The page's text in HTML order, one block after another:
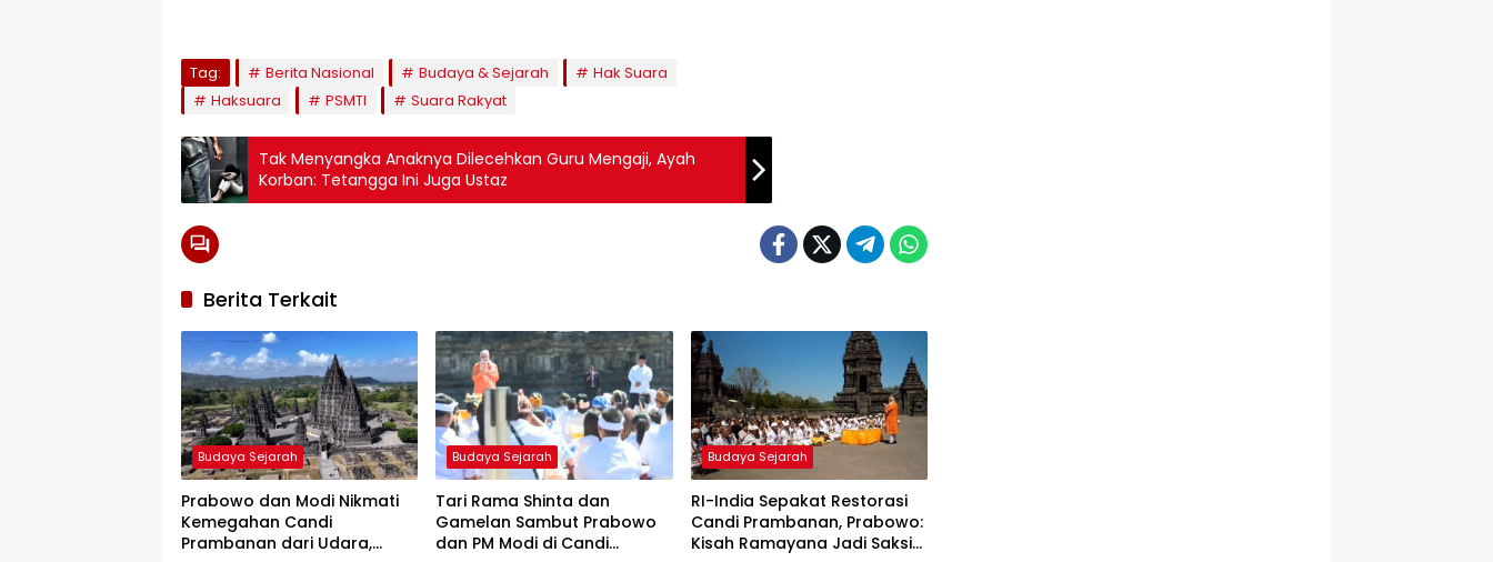
Tag: Berita Nasional Budaya & Sejarah
Hak Suara
Haksuara
PSMTI Suara Rakyat
Tak Menyangka Anaknya Dilecehkan Guru Mengaji, Ayah
Korban: Tetangga Ini Juga Ustaz
Berita Terkait
Budaya Sejarah
Prabowo dan Modi Nikmati
Kemegahan Candi
Prambanan dari Udara,
Budaya Sejarah
Tari Rama Shinta dan
Gamelan Sambut Prabowo
dan PM Modi di Candi
Budaya Sejarah
RI-India Sepakat Restorasi
Candi Prambanan, Prabowo:
Kisah Ramayana Jadi Saksi